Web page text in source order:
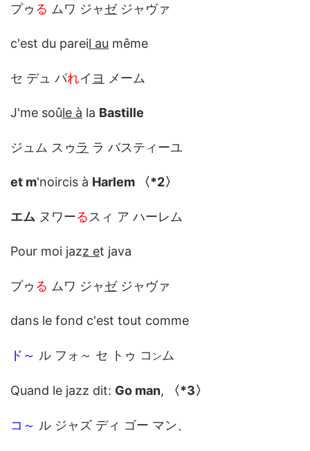
プゥ る ムワ ジャゼジャヴァ
c'est du pareil au même
セ デュ パれイ ヨ メーム
J'me soûle à la Bastille
ジュム スゥ ラ ラ バスティーユ
et m'noircis à Harlem 〈*2〉
エム ヌワーる スィ ア ハーレム
Pour moi jazz et java
プゥ る ムワ ジャゼジャヴァ
dans le fond c'est tout comme
ド～ ル フォ～ セ トゥ コ ン ム
Quand le jazz dit: Go man, 〈*3〉
コ～ ル ジャズ ディ ゴー マン、